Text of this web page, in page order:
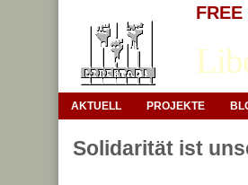
AKTUELL PROJEKTE
Solidarität ist